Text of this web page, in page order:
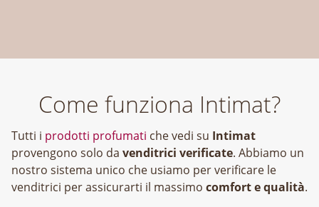
Come funziona Intimat?
Tutti i prodotti profumati che vedi su Intimat
provengono solo da venditrici verificate. Abbiamo un
nostro sistema unico che usiamo per verificare le
venditrici per assicurarti il massimo comfort e qualità.